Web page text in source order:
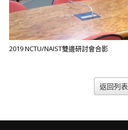
2019 NCTU/NAIST雙邊研討會合影
返回列表